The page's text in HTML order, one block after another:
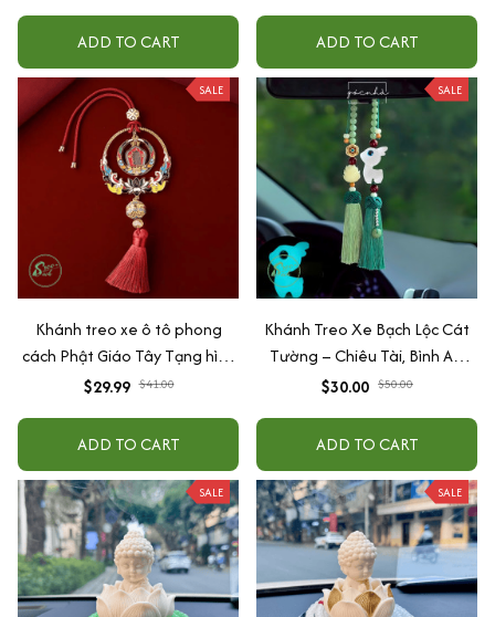
ADD TO CART ADD TO CART
SALE
Khánh treo xe ô tô phong
cách Phật Giáo Tây Tạng hình
Bát Cát Tường, Thập tướng
bát quái
$29.99 $41.00
ADD TO CART
SALE
Khánh Treo Xe Bạch Lộc Cát
Tường – Chiêu Tài, Bình An,
May Mắn Trên Mọi Hành Trình
$30.00 $50.00
ADD TO CART
SALE SALE